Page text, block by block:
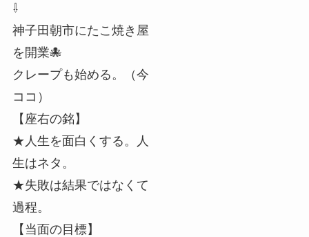
⇩
神子田朝市にたこ焼き屋
を開業🐙
クレープも始める。（今
ココ）
【座右の銘】
★人生を面白くする。人
生はネタ。
★失敗は結果ではなくて
過程。
【当面の目標】